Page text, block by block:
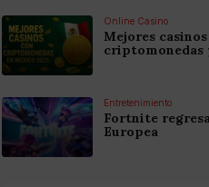
Online Casino
Mejores
criptomonedas
Entretenimiento
Fortnite
Europea